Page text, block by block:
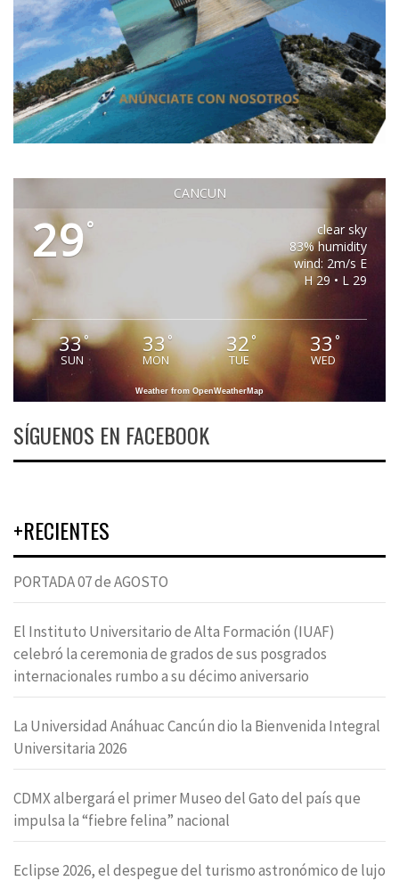
CANCUN
29°
clear sky
83% humidity
wind: 2m/s E
H 29 • L 29
33°
SUN
33°
MON
32°
TUE
33°
WED
Weather from OpenWeatherMap
SÍGUENOS EN FACEBOOK
+RECIENTES
PORTADA 07 de AGOSTO
El Instituto Universitario de Alta Formación (IUAF)
celebró la ceremonia de grados de sus posgrados
internacionales rumbo a su décimo aniversario
La Universidad Anáhuac Cancún dio la Bienvenida Integral
Universitaria 2026
CDMX albergará el primer Museo del Gato del país que
impulsa la “fiebre felina” nacional
Eclipse 2026, el despegue del turismo astronómico de lujo